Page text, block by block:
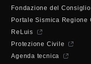
Fondazione del
Portale Sismica Regione
ReLuis
Protezione Civile
Agenda tecnica